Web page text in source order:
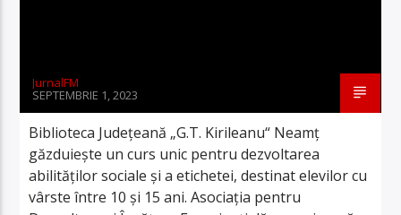
JurnalFM
SEPTEMBRIE 1, 2023
Biblioteca Județeană „G.T. Kirileanu“ Neamț
găzduiește un curs unic pentru dezvoltarea
abilităților sociale și a etichetei, destinat elevilor cu
vârste între 10 și 15 ani. Asociația pentru